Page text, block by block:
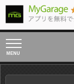
toggle
navigation